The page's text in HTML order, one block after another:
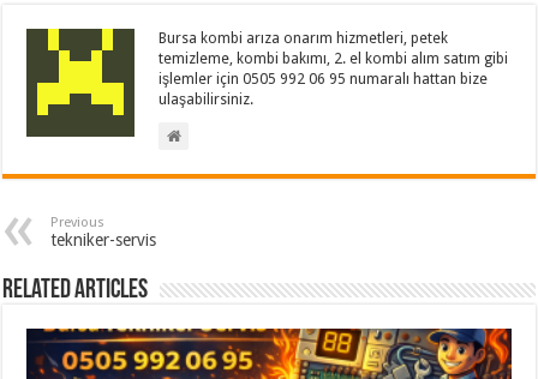
Bursa kombi arıza onarım hizmetleri, petek
temizleme, kombi bakımı, 2. el kombi alım satım gibi
işlemler için 0505 992 06 95 numaralı hattan bize
ulaşabilirsiniz.
Previous
tekniker-servis
Related Articles